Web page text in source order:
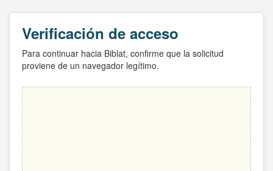
Verificación de acceso
Para continuar hacia Biblat, confirme que la solicitud
proviene de un navegador legítimo.